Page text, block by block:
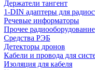
Держатели тангент
1-DIN адаптеры для
Речевые информаторы
Прочее радиооборудование
Средства РЭБ
Детекторы дронов
Кабели и провода для
Изоляция для кабеля